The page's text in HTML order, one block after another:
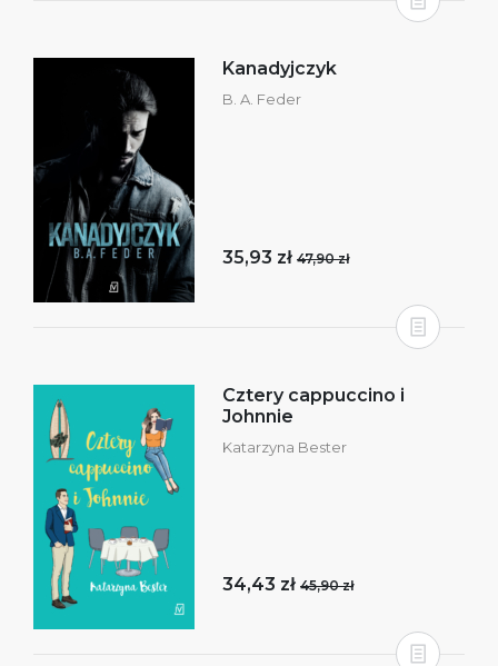
Kanadyjczyk
B. A. Feder
35,93 zł 47,90 zł
Cztery cappuccino i
Johnnie
Katarzyna Bester
34,43 zł 45,90 zł